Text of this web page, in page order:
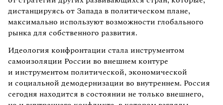
дистанцируясь от Запада в политическом плане,
максимально используют возможности глобального
рынка для собственного развития.
Идеология конфронтации стала инструментом
самоизоляции России во внешнем контуре
и инструментом политической, экономической
и социальной демодернизации во внутреннем. Россия
сегодня находится в состоянии не только внешнего,